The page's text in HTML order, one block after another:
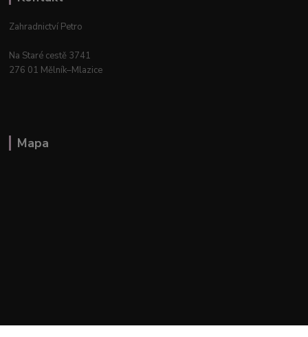
Zahradnictví Petro
Na Staré cestě 3741
276 01 Mělník–Mlazice
Mapa